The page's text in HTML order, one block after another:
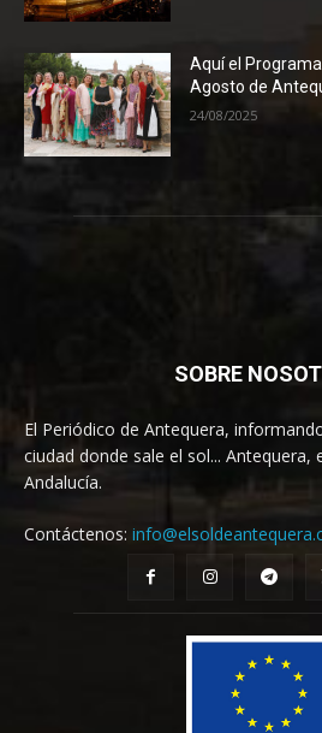
Aquí el
Agosto de
24/08/2025
SOBRE
El Periódico de Antequera,
ciudad donde sale el sol... Antequera,
Andalucía.
Contáctenos: